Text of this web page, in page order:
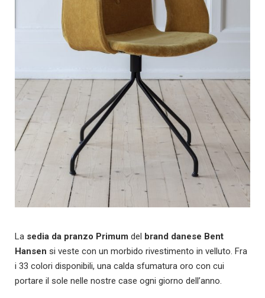
La sedia da pranzo Primum del brand danese Bent
Hansen si veste con un morbido rivestimento in velluto. Fra
i 33 colori disponibili, una calda sfumatura oro con cui
portare il sole nelle nostre case ogni giorno dell’anno.